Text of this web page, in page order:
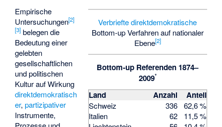
Verbrieftedirektdemokratische
Bottom-up Verfahren auf nationaler
Ebene[2]
Bottom-up Referenden 1874–
2009*
Land Anzahl Anteil
Schweiz 336
62,6 %
Italien
62
11,5 %
Empirische
Untersuchungen[2]
[3] belegen die
Bedeutung einer
gelebten
gesellschaftlichen
und politischen
Kultur auf Wirkung
direktdemokratisch
er,partizipativer
Instrumente,